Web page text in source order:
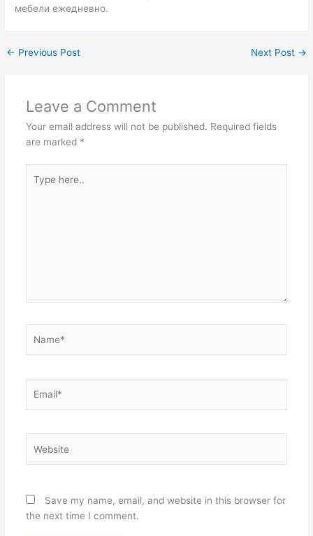
мебели ежедневно.
← Previous Post Next Post →
Leave a Comment
Your email address will not be published. Required fields
are marked *
here..
Save my name, email, and website in this browser for
the next time I comment.